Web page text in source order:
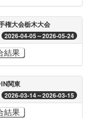
権大会栃木大会
2026-04-05～2026-05-24
結果
関東
2026-03-14～2026-03-15
結果